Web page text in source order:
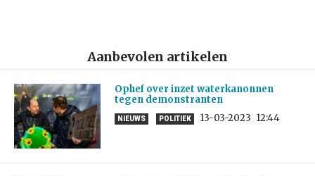
Aanbevolen artikelen
Ophef over inzet waterkanonnen
tegen demonstranten
NIEUWS POLITIEK 13-03-2023 12:44